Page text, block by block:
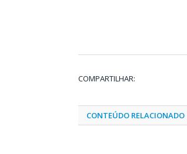
COMPARTILHAR:
CONTEÚDO RELACIONADO